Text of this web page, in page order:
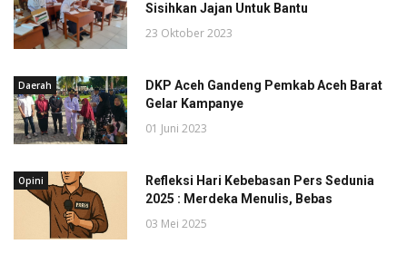
Sisihkan Jajan Untuk Bantu
23 Oktober 2023
Daerah
DKP Aceh Gandeng Pemkab Aceh Barat
Gelar Kampanye
01 Juni 2023
Opini
Refleksi Hari Kebebasan Pers Sedunia
2025 : Merdeka Menulis, Bebas
03 Mei 2025